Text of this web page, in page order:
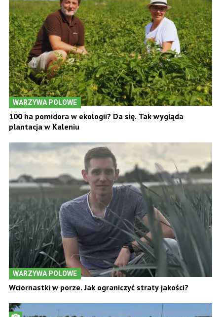
WARZYWA POLOWE
100 ha pomidora w ekologii? Da się. Tak wygląda
plantacja w Kaleniu
WARZYWA POLOWE
Wciornastki w porze. Jak ograniczyć straty jakości?